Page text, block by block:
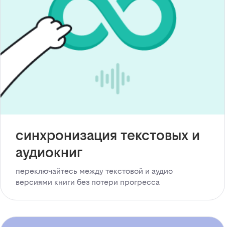
синхронизация текстовых и
аудиокниг
переключайтесь между текстовой и аудио
версиями книги без потери прогресса